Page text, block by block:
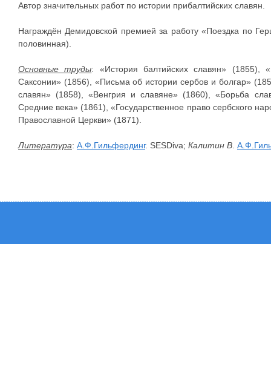
Автор значительных работ по истории прибалтийских славян.
Награждён Демидовской премией за работу «Поездка по
половинная).
Основные труды: «История балтийских славян» (1855),
Саксонии» (1856), «Письма об истории сербов и болгар»
славян» (1858), «Венгрия и славяне» (1860), «Борьба
Средние века» (1861), «Государственное право сербского
Православной Церкви» (1871).
Литература: А.Ф.Гильфердинг. SESDiva; Калитин В